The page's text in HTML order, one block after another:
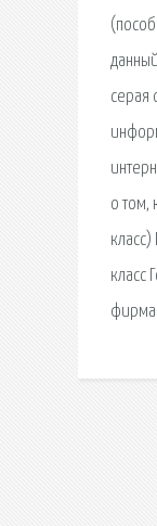
серая
о том,
класс
фирма